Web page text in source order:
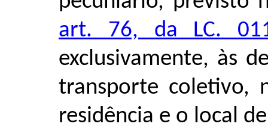
art. 76, da LC.
exclusivamente, às
transporte coletivo,
residência e o local